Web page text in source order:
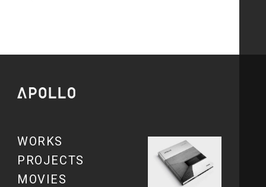
WORKS
PROJECTS
MOVIES